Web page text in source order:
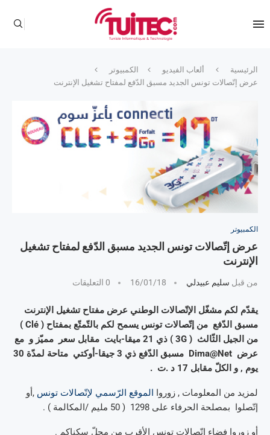
الرئيسية ألعاب الفيديو
الكمبيوتر
عرض إتّصالات تونس الجديد مسبق الدّفع لمفتاح تشغيل الإنترنت
الكمبيوتر
عرض إتّصالات تونس الجديد مسبق الدّفع لمفتاح تشغيل
الإنترنت
من قبل سليم عبيدلي 16/01/18 0 التعليقات
يقدّم لكم مشغّل الإتّصالات الوطني عرض مفتاح تشغيل الإنترنت
مسبق الدّفع من إتّصالات تونس يسمح لكم بالتّمتّع بمفتاح ( Clé )
من الجيل الثّالث ( 3G ) ذي 21 ميقا-بايت مقابل سعر مميّز و مع
عرض Dima@Net مسبق الدّفع ذي 3 جيقا-أوكتي متاحة لمدّة 30
يوم , و الكلّ مقابل 17 د .ت .
لمزيد من المعلومات , زوروا الموقع الرّسمي لإتّصالات تونس ,أو
إتّصلوا بمصلحة الحرفاء على 1298 ( 50 مليم /المكالمة ) .
أو زوروا فضاء إتّصالات تونس الأقرب من محلّ سكناكم .